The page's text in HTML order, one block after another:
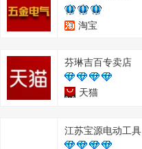
淘宝
芬琳吉百专卖店
天猫
江苏宝源电动工具